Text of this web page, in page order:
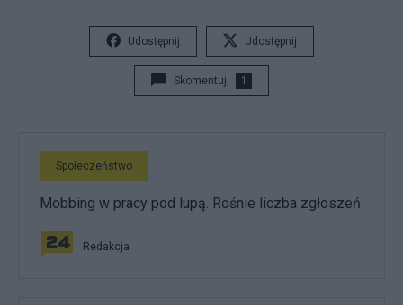
Udostępnij Udostępnij
Skomentuj 1
Społeczeństwo
Mobbing w pracy pod lupą. Rośnie liczba zgłoszeń
Redakcja